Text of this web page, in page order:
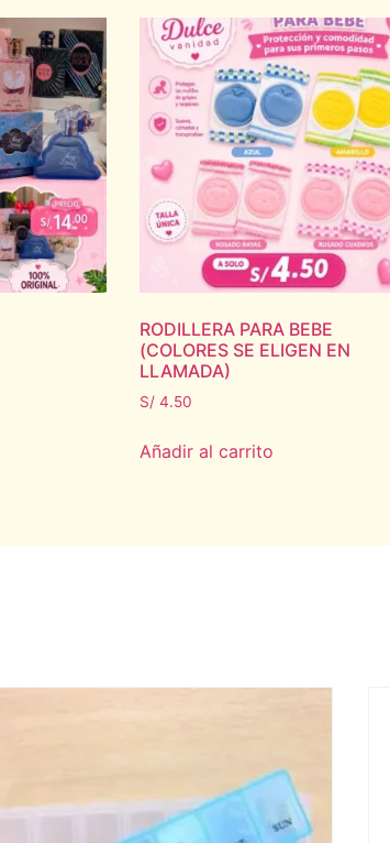
RODILLERA PARA BEBE
(COLORES SE ELIGEN EN
LLAMADA)
S/ 4.50
Añadir al carrito